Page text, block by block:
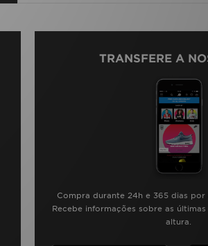
TRANSFERE A
Compra durante 24h e 365 dias por
Recebe informações sobre as
altura.